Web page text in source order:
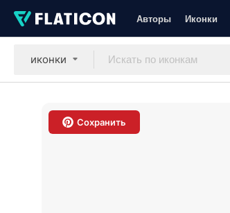
Авторы Иконки
иконки
Сохранить